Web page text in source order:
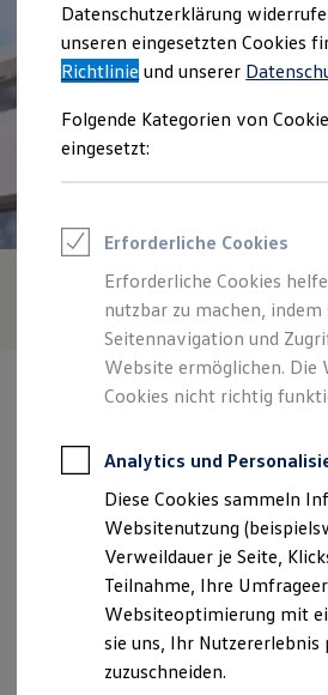
Angebote und Produkte
Aktuelle Angebote
E-Auto-Förderung
Volkswagen Marktplatz
Junge Gebrauchtwagen
Volkswagen
Zubehör- und
Leasing
Leasing-Angebote
Gebrauchtwagen
Junge
Elektroauto Leasing
Kleinwagen-Leasing
Leasing ohne
Finanzierung
Kfz-Versicherung
Garantien
Wartungsverträge
Geschäftskunden
Professional Class
Großkunden
Behörden
Direktkunden
Sonderfahrzeuge
Anpfiff zum Gewinn
Verantwortlich für die Inhalte auf dieser
Staaf GmbH (Impressum & Rechtliches )
Friedberger Straße 91-93,
Datenschutzerklärung
unseren eingesetzten Cookies
Richtlinie und unserer
Folgende Kategorien von
eingesetzt:
Erforderliche Cookies
Erforderliche Cookies
nutzbar zu machen,
Seitennavigation und
Website ermöglichen. Die
Cookies nicht richtig
Analytics und
Diese Cookies sammeln
Websitenutzung
Verweildauer je Seite,
Teilnahme, Ihre
Websiteoptimierung mit
sie uns, Ihr Nutzererlebnis
zuzuschneiden.